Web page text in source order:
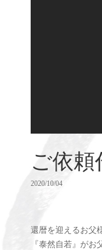
ご依
2020/10/04
還暦を迎えるお父
『泰然自若』がお